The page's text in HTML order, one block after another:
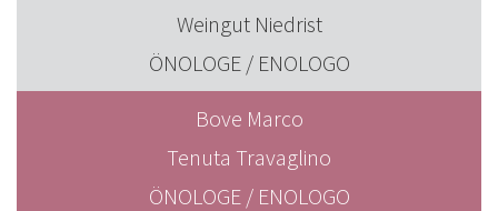
Weingut Niedrist
ÖNOLOGE / ENOLOGO
Bove Marco
Tenuta Travaglino
ÖNOLOGE / ENOLOGO